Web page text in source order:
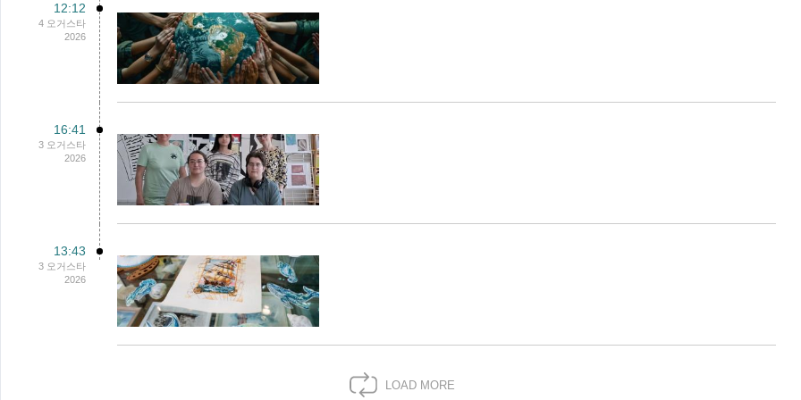
12:12
4 오거스타
2026
16:41
3 오거스타
2026
13:43
3 오거스타
2026
LOAD MORE